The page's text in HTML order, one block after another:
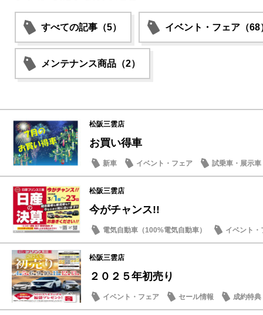
すべての記事（5） イベント・フェア（68
メンテナンス商品（2）
松阪三雲店
お買い得車
新車 イベント・フェア 試乗車・展示車
松阪三雲店
今がチャンス!!
電気自動車（100%電気自動車）
イベント・
営業日・店休日
日産のお店
松阪三雲店
２０２５年初売り
イベント・フェア セール情報 成約特典